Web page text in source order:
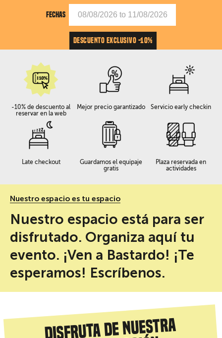
FECHAS
DESCUENTO EXCLUSIVO -10%
-10% de descuento al
reservar en la web
Mejor precio garantizado Servicio early checkin
Late checkout
Guardamos el equipaje
gratis
Plaza reservada en
actividades
Nuestro espacio es tu espacio
Nuestro espacio está para ser
disfrutado. Organiza aquí tu
evento. ¡Ven a Bastardo! ¡Te
esperamos! Escríbenos.
Disfruta de nuestra